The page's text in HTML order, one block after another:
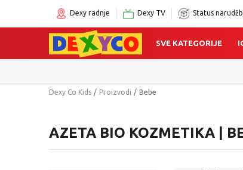
Dexy radnje Dexy TV Status
SVE KATEGORIJE
Dexy Co Kids Proizvodi Bebe
AZETA BIO KOZMETIKA |